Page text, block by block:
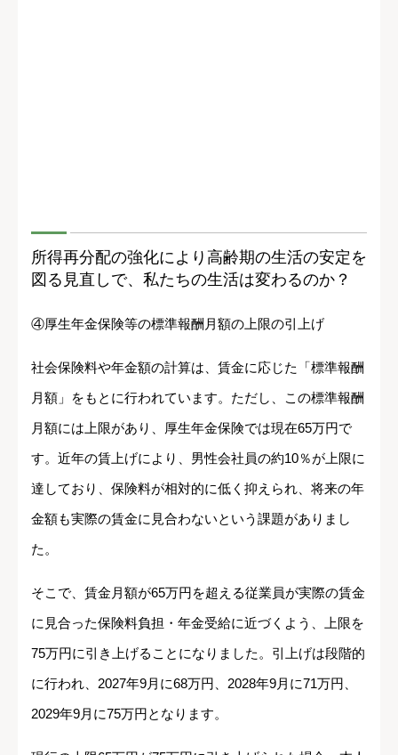
所得再分配の強化により高齢期の生活の安定を
図る見直しで、私たちの生活は変わるのか？
④厚生年金保険等の標準報酬月額の上限の引上げ
社会保険料や年金額の計算は、賃金に応じた「標準報酬
月額」をもとに行われています。ただし、この標準報酬
月額には上限があり、厚生年金保険では現在65万円で
す。近年の賃上げにより、男性会社員の約10％が上限に
達しており、保険料が相対的に低く抑えられ、将来の年
金額も実際の賃金に見合わないという課題がありまし
た。
そこで、賃金月額が65万円を超える従業員が実際の賃金
に見合った保険料負担・年金受給に近づくよう、上限を
75万円に引き上げることになりました。引上げは段階的
に行われ、2027年9月に68万円、2028年9月に71万円、
2029年9月に75万円となります。